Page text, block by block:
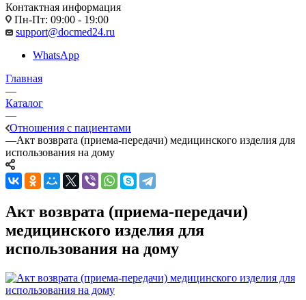
Контактная информация
Пн-Пт: 09:00 - 19:00
support@docmed24.ru
WhatsApp
Главная
—
Каталог
—
Отношения с пациентами
—Акт возврата (приема-передачи) медицинского изделия для
использования на дому
Акт возврата (приема-передачи)
медицинского изделия для
использования на дому